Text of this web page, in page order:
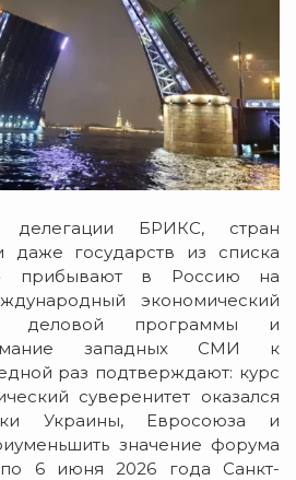
делегации БРИКС, стран
даже государств из списка
прибывают в Россию на
экономический
деловой программы и
западных СМИ к
раз подтверждают: курс
суверенитет оказался
Украины, Евросоюза и
значение форума
6 июня 2026 года Санкт-